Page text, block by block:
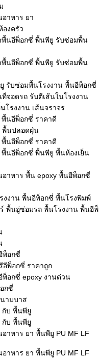
าหาร ยา
งครัว
พื้นอีพ็อกซี่ พื้นพียู รับซ่อมพื้น
พื้นอีพ็อกซี่ พื้นพียู รับซ่อมพื้น
รับซ่อมพื้นโรงงาน พื้นอีพ็อกซี่
จอดรถ รับตีเส้นในโรงงาน
โรงงาน เส้นจราจร
พื้นอีพ็อกซี่ ราคาดี
พื้นปลอดฝุ่น
พื้นอีพ็อกซี่ ราคาดี
พื้นอีพ็อกซี่ พื้นพียู พื้นห้องเย็น
อาหาร พื้น epoxy พื้นอีพ็อกซี่
งงาน พื้นอีพ็อกซี่ พื้นโรงพิมพ์
พื้นอู่ซ่อมรถ พื้นโรงงาน พื้นอีพ็
พ็อกซี่
อีพ็อกซี่ ราคาถูก
พ็อกซี่ epoxy งานด่วน
กซี่
ามบาส
บ พื้นพียู
บ พื้นพียู
าหาร ยา พื้นพียู PU MF LF
าหาร ยา พื้นพียู PU MF LF